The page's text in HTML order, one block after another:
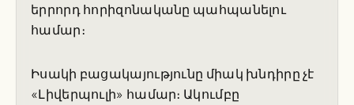
երրորդ հորիզոնականը պահպանելու
համար։
Իսակի բացակայությունը միակ խնդիրը չէ
«Լիվերպուլի» համար։ Ակումբը